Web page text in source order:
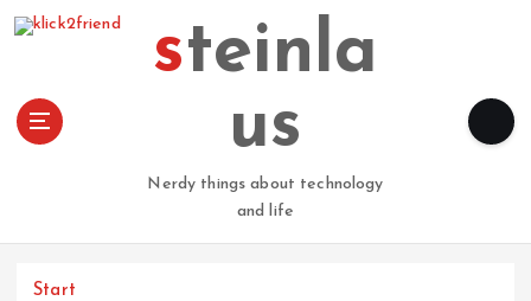
steinla
us
Nerdy things about technology
and life
Start